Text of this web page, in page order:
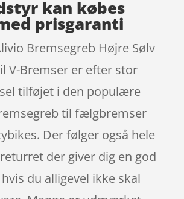
kan købes
prisgaranti
Bremsegreb Højre Sølv
V-Bremser er efter stor
tilføjet i den populære
til fælgbremser
Der følger også hele
der giver dig en god
du alligevel ikke skal